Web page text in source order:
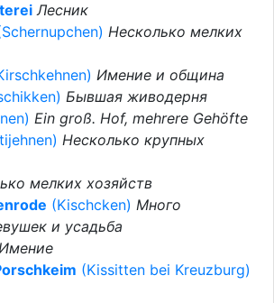
Лесник
Несколько мелких
Имение и община
Бывшая живодерня
Ein groß. Hof, mehrere Gehöfte
Несколько крупных
мелких хозяйств
(Kischcken) Много
и усадьба
(Kissitten bei Kreuzburg)